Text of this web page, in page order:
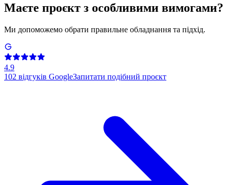
Маєте проєкт з особливими вимогами?
Ми допоможемо обрати правильне обладнання та підхід.
4.9
102 відгуків GoogleЗапитати подібний проєкт